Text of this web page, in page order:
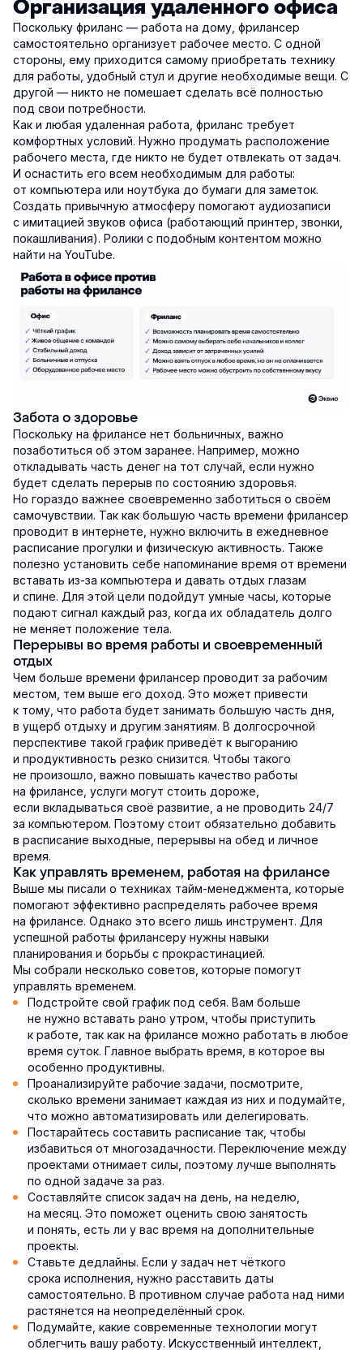
Организация удаленного офиса
Поскольку фриланс — работа на дому, фрилансер
самостоятельно организует рабочее место. С одной
стороны, ему приходится самому приобретать технику
для работы, удобный стул и другие необходимые вещи. С
другой — никто не помешает сделать всё полностью
под свои потребности.
Как и любая удаленная работа, фриланс требует
комфортных условий. Нужно продумать расположение
рабочего места, где никто не будет отвлекать от задач.
И оснастить его всем необходимым для работы:
от компьютера или ноутбука до бумаги для заметок.
Создать привычную атмосферу помогают аудиозаписи
с имитацией звуков офиса (работающий принтер, звонки,
покашливания). Ролики с подобным контентом можно
найти на YouTube.
Забота о здоровье
Поскольку на фрилансе нет больничных, важно
позаботиться об этом заранее. Например, можно
откладывать часть денег на тот случай, если нужно
будет сделать перерыв по состоянию здоровья.
Но гораздо важнее своевременно заботиться о своём
самочувствии. Так как большую часть времени фрилансер
проводит в интернете, нужно включить в ежедневное
расписание прогулки и физическую активность. Также
полезно установить себе напоминание время от времени
вставать из-за компьютера и давать отдых глазам
и спине. Для этой цели подойдут умные часы, которые
подают сигнал каждый раз, когда их обладатель долго
не меняет положение тела.
Перерывы во время работы и своевременный
отдых
Чем больше времени фрилансер проводит за рабочим
местом, тем выше его доход. Это может привести
к тому, что работа будет занимать большую часть дня,
в ущерб отдыху и другим занятиям. В долгосрочной
перспективе такой график приведёт к выгоранию
и продуктивность резко снизится. Чтобы такого
не произошло, важно повышать качество работы
на фрилансе, услуги могут стоить дороже,
если вкладываться своё развитие, а не проводить 24/7
за компьютером. Поэтому стоит обязательно добавить
в расписание выходные, перерывы на обед и личное
время.
Как управлять временем, работая на фрилансе
Выше мы писали о техниках тайм-менеджмента, которые
помогают эффективно распределять рабочее время
на фрилансе. Однако это всего лишь инструмент. Для
успешной работы фрилансеру нужны навыки
планирования и борьбы с прокрастинацией.
Мы собрали несколько советов, которые помогут
управлять временем.
Подстройте свой график под себя. Вам больше
не нужно вставать рано утром, чтобы приступить
к работе, так как на фрилансе можно работать в любое
время суток. Главное выбрать время, в которое вы
особенно продуктивны.
Проанализируйте рабочие задачи, посмотрите,
сколько времени занимает каждая из них и подумайте,
что можно автоматизировать или делегировать.
Постарайтесь составить расписание так, чтобы
избавиться от многозадачности. Переключение между
проектами отнимает силы, поэтому лучше выполнять
по одной задаче за раз.
Составляйте список задач на день, на неделю,
на месяц. Это поможет оценить свою занятость
и понять, есть ли у вас время на дополнительные
проекты.
Ставьте дедлайны. Если у задач нет чёткого
срока исполнения, нужно расставить даты
самостоятельно. В противном случае работа над ними
растянется на неопределённый срок.
Подумайте, какие современные технологии могут
облегчить вашу работу. Искусственный интеллект,